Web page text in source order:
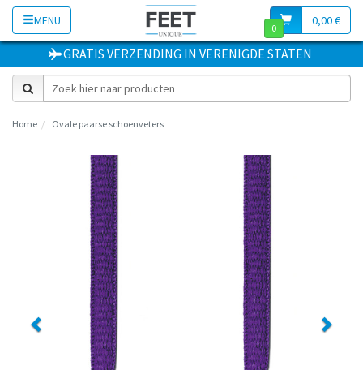
MENU 0,00 €
0
GRATIS VERZENDING IN VERENIGDE STATEN
Home Ovale paarse schoenveters
Previous